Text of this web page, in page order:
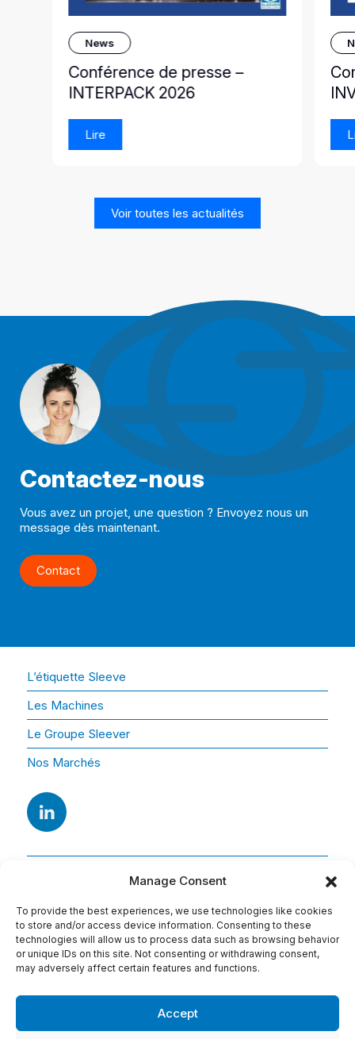
Manage Consent
To provide the best experiences, we use technologies like cookies
to store and/or access device information. Consenting to these
technologies will allow us to process data such as browsing behavior
or unique IDs on this site. Not consenting or withdrawing consent,
may adversely affect certain features and functions.
Accept
News
Conférence de presse –
INTERPACK 2026
Lire
Voir toutes les actualités
Contactez-nous
Vous avez un projet, une question ? Envoyez nous un
message dès maintenant.
Contact
L’étiquette Sleeve
Les Machines
Le Groupe Sleever
Nos Marchés
Adresse
91420 Morangis